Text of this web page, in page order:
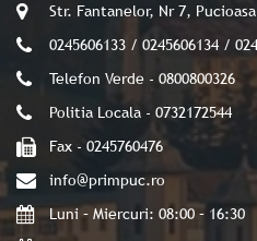
Str. Fantanelor, Nr 7,
0245606133 / 0245606134 /
Telefon Verde - 0800800326
Politia Locala - 0732172544
Fax - 0245760476
info@primpuc.ro
Luni – Miercuri: 08:00 – 16:30